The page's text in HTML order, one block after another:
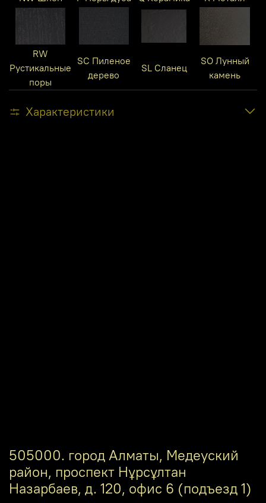
RW
Рустикальные
поры
SC Пиленое
дерево
SL Сланец
SO Лунный
камень
Характеристики
505000. город Алматы, Медеуский
район, проспект Нұрсұлтан
Назарбаев, д. 120, офис 6 (подъезд 1)